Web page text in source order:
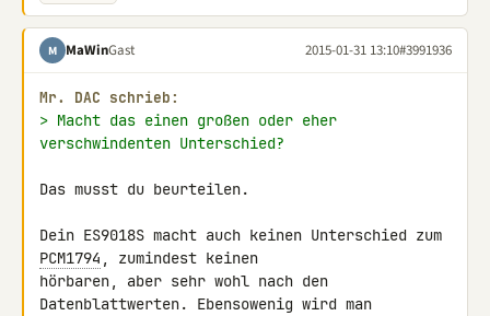
M MaWinGast 2015-01-31 13:10#3991936
Mr. DAC schrieb:
> Macht das einen großen oder eher
verschwindenten Unterschied?
Das musst du beurteilen.
PCM1794 , zumindest keinen
hörbaren, aber sehr wohl nach den
Datenblattwerten. Ebensowenig wird man